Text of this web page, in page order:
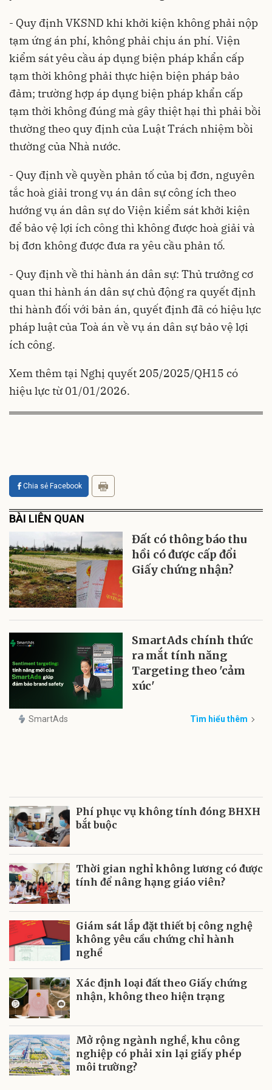
- Quy định VKSND khi khởi kiện không phải nộp
tạm ứng án phí, không phải chịu án phí. Viện
kiểm sát yêu cầu áp dụng biện pháp khẩn cấp
tạm thời không phải thực hiện biện pháp bảo
đảm; trường hợp áp dụng biện pháp khẩn cấp
tạm thời không đúng mà gây thiệt hại thì phải bồi
thường theo quy định của Luật Trách nhiệm bồi
thường của Nhà nước.
- Quy định về quyền phản tố của bị đơn, nguyên
tắc hoà giải trong vụ án dân sự công ích theo
hướng vụ án dân sự do Viện kiểm sát khởi kiện
để bảo vệ lợi ích công thì không được hoà giải và
bị đơn không được đưa ra yêu cầu phản tố.
- Quy định về thi hành án dân sự: Thủ trưởng cơ
quan thi hành án dân sự chủ động ra quyết định
thi hành đối với bản án, quyết định đã có hiệu lực
pháp luật của Toà án về vụ án dân sự bảo vệ lợi
ích công.
Xem thêm tại Nghị quyết 205/2025/QH15 có
hiệu lực từ 01/01/2026.
Chia sẻ Facebook
BÀI LIÊN QUAN
Đất có thông báo thu
hồi có được cấp đổi
Giấy chứng nhận?
SmartAds chính thức
ra mắt tính năng
Targeting theo 'cảm
xúc'
SmartAds Tìm hiểu thêm
Phí phục vụ không tính đóng BHXH
bắt buộc
Thời gian nghỉ không lương có được
tính để nâng hạng giáo viên?
Giám sát lắp đặt thiết bị công nghệ
không yêu cầu chứng chỉ hành
nghề
Xác định loại đất theo Giấy chứng
nhận, không theo hiện trạng
Mở rộng ngành nghề, khu công
nghiệp có phải xin lại giấy phép
môi trường?